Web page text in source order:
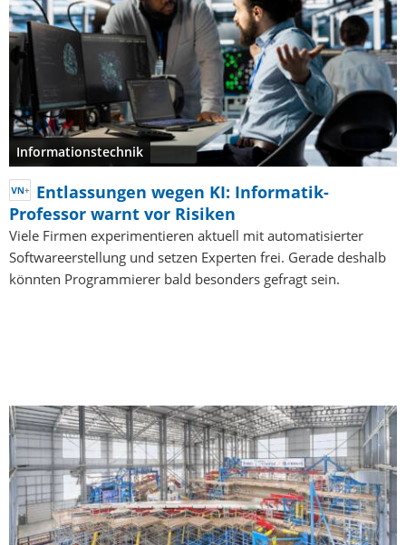
Informationstechnik
Entlassungen wegen KI: Informatik-
Professor warnt vor Risiken
Viele Firmen experimentieren aktuell mit automatisierter
Softwareerstellung und setzen Experten frei. Gerade deshalb
könnten Programmierer bald besonders gefragt sein.